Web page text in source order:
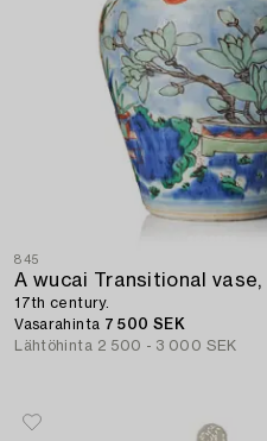
845
A wucai Transitional vase,
17th century.
Vasarahinta 7 500 SEK
Lähtöhinta 2 500 - 3 000 SEK